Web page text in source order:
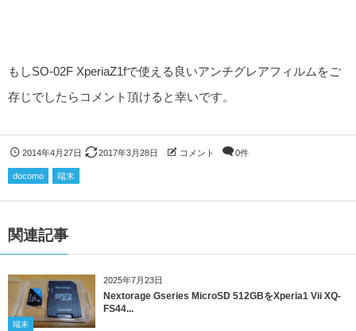
もしSO-02F XperiaZ1fで使える良いアンチグレアフィルムをご
存じでしたらコメント頂けると幸いです。
2014年4月27日 2017年3月28日 コメント 0件
docomo 端末
関連記事
2025年7月23日
端末
Nextorage Gseries MicroSD 512GBをXperia1 Vii XQ-
FS44...